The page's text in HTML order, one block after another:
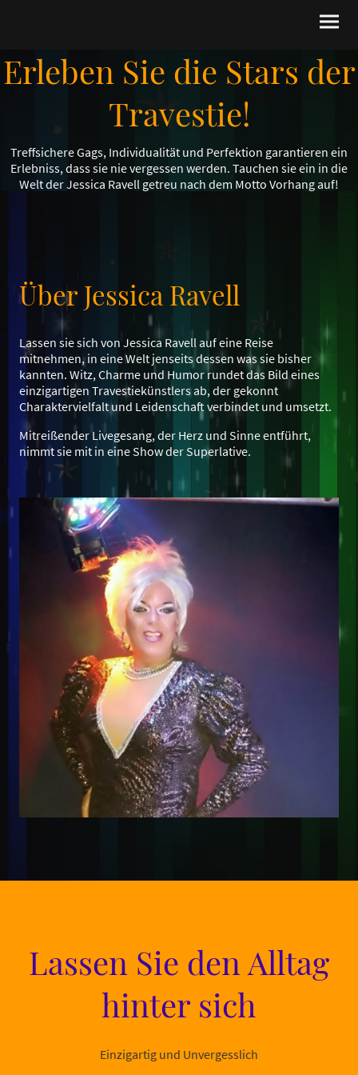
Erleben Sie die Stars der
Travestie!
Treffsichere Gags, Individualität und Perfektion garantieren ein
Erlebniss, dass sie nie vergessen werden. Tauchen sie ein in die
Welt der Jessica Ravell getreu nach dem Motto Vorhang auf!
Über Jessica Ravell
Lassen sie sich von Jessica Ravell auf eine Reise
mitnehmen, in eine Welt jenseits dessen was sie bisher
kannten. Witz, Charme und Humor rundet das Bild eines
einzigartigen Travestiekünstlers ab, der gekonnt
Charaktervielfalt und Leidenschaft verbindet und umsetzt.
Mitreißender Livegesang, der Herz und Sinne entführt,
nimmt sie mit in eine Show der Superlative.
Lassen Sie den Alltag
hinter sich
Einzigartig und Unvergesslich